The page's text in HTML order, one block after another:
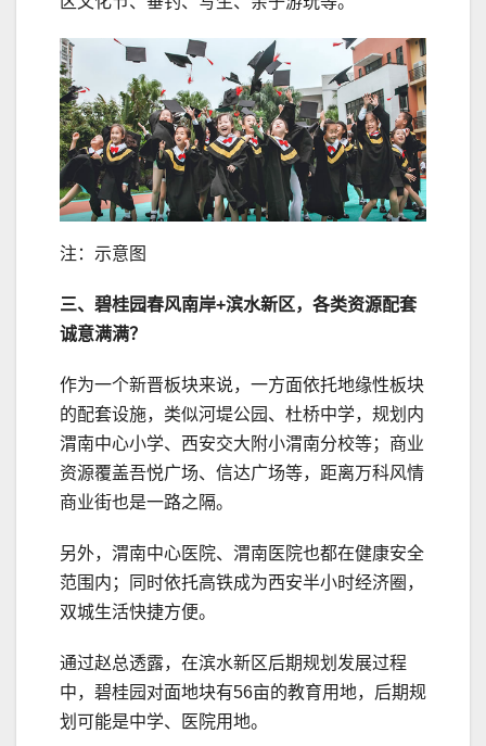
注：示意图
三、碧桂园春风南岸+滨水新区， 各类资源配套
诚意满满？
作为一个新晋板块来说，一方面依托地缘性板块
的配套设施，类似河堤公园、杜桥中学，规划内
渭南中心小学、西安交大附小渭南分校等；商业
资源覆盖吾悦广场、信达广场等，距离万科风情
商业街也是一路之隔。
另外，渭南中心医院、渭南医院也都在健康安全
范围内；同时依托高铁成为西安半小时经济圈，
双城生活快捷方便。
通过赵总透露，在滨水新区后期规划发展过程
中，碧桂园对面地块有56亩的教育用地，后期规
划可能是中学、医院用地。